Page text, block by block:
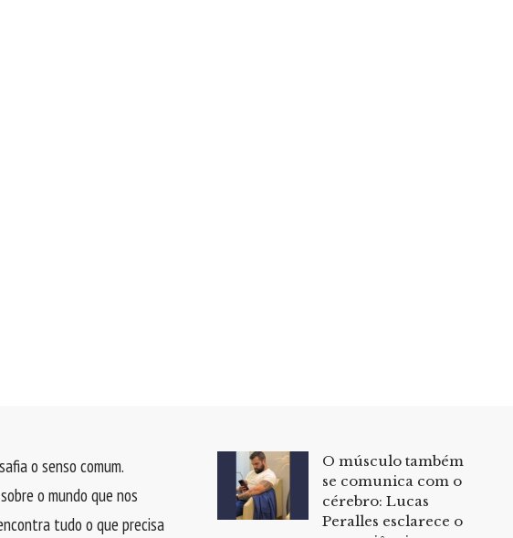
o senso comum.
o mundo que nos
tudo o que precisa
O músculo também
se comunica com o
cérebro: Lucas
Peralles esclarece o